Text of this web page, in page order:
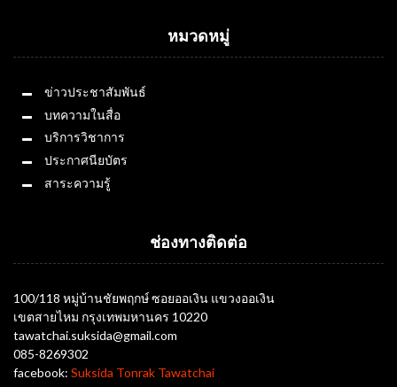
หมวดหมู่
ข่าวประชาสัมพันธ์
บทความในสื่อ
บริการวิชาการ
ประกาศนียบัตร
สาระความรู้
ช่องทางติดต่อ
100/118 หมู่บ้านชัยพฤกษ์ ซอยออเงิน แขวงออเงิน
เขตสายไหม กรุงเทพมหานคร 10220
tawatchai.suksida@gmail.com
085-8269302
facebook: Suksida Tonrak Tawatchai